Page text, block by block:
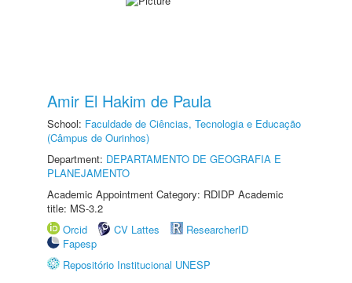
Amir El Hakim de Paula
School: Faculdade de Ciências, Tecnologia e Educação
(Câmpus de Ourinhos)
Department: DEPARTAMENTO DE GEOGRAFIA E
PLANEJAMENTO
Academic Appointment Category: RDIDP Academic
title: MS-3.2
Orcid
CV Lattes
ResearcherID
Fapesp
Repositório Institucional UNESP